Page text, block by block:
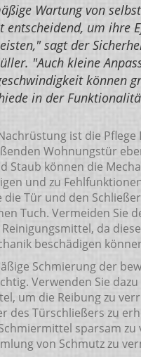
Wartung von
entscheidend, um ihre
sagt der
"Auch kleine
können
in der
ist die Pflege
Wohnungstür
Staub können die
und zu
die Tür und den
Tuch. Vermeiden Sie
da
beschädigen
Schmierung der
Verwenden Sie
um die Reibung zu
des Türschließers zu
sparsam zu
von Schmutz zu